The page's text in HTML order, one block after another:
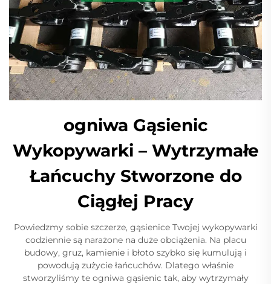
ogniwa Gąsienic
Wykopywarki – Wytrzymałe
Łańcuchy Stworzone do
Ciągłej Pracy
Powiedzmy sobie szczerze, gąsienice Twojej wykopywarki
codziennie są narażone na duże obciążenia. Na placu
budowy, gruz, kamienie i błoto szybko się kumulują i
powodują zużycie łańcuchów. Dlatego właśnie
stworzyliśmy te ogniwa gąsienic tak, aby wytrzymały